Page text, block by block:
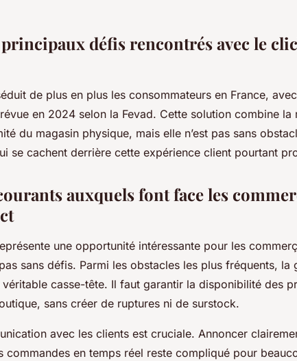
défis rencontrés avec le
de plus en plus les consommateurs en France,
en 2024 selon la Fevad. Cette solution combine la
du magasin physique, mais elle n’est pas sans
se cachent derrière cette expérience client pourtant
auxquels font face les
une opportunité intéressante pour les
sans défis. Parmi les obstacles les plus fréquents, la
casse-tête. Il faut garantir la disponibilité des
sans créer de ruptures ni de surstock.
avec les clients est cruciale. Annoncer
commandes en temps réel reste compliqué pour